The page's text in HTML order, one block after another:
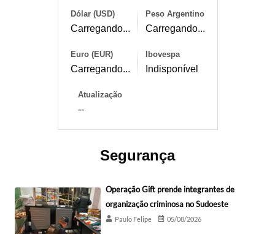
Dólar (USD)
Carregando...
Peso Argentino
Carregando...
Euro (EUR)
Carregando...
Ibovespa
Indisponível
Atualização
--
Segurança
Operação Gift prende integrantes de
organização criminosa no Sudoeste
Paulo Felipe 05/08/2026